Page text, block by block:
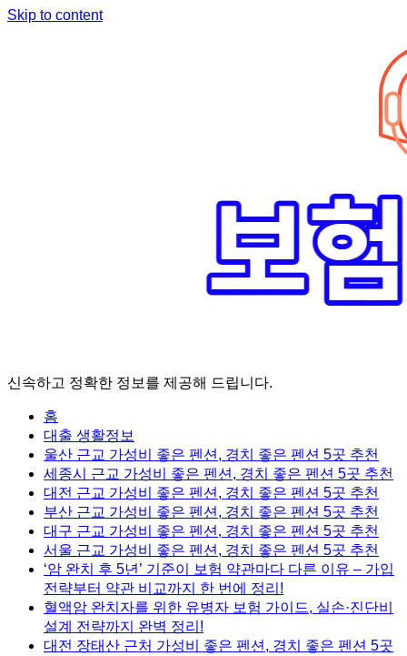
Skip to content
신속하고 정확한 정보를 제공해 드립니다.
홈
대출 생활정보
울산 근교 가성비 좋은 펜션, 경치 좋은 펜션 5곳 추천
세종시 근교 가성비 좋은 펜션, 경치 좋은 펜션 5곳 추천
대전 근교 가성비 좋은 펜션, 경치 좋은 펜션 5곳 추천
부산 근교 가성비 좋은 펜션, 경치 좋은 펜션 5곳 추천
대구 근교 가성비 좋은 펜션, 경치 좋은 펜션 5곳 추천
서울 근교 가성비 좋은 펜션, 경치 좋은 펜션 5곳 추천
‘암 완치 후 5년’ 기준이 보험 약관마다 다른 이유 – 가입
전략부터 약관 비교까지 한 번에 정리!
혈액암 완치자를 위한 유병자 보험 가이드, 실손·진단비
설계 전략까지 완벽 정리!
대전 장태산 근처 가성비 좋은 펜션, 경치 좋은 펜션 5곳